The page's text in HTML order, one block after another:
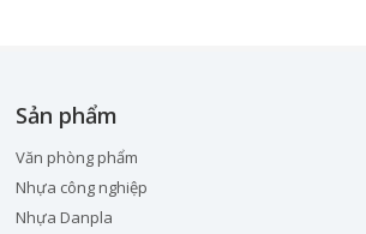
Sản phẩm
Văn phòng phẩm
Nhựa công nghiệp
Nhựa Danpla